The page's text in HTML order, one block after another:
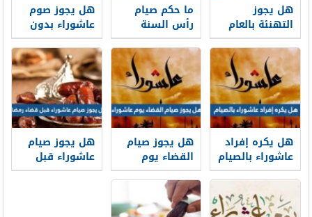
هل يجوز
التهنئة بالعام
الهجري الجديد
1448
ما حكم صيام
رأس السنة
الهجرية
هل يجوز صوم
عاشوراء بدون
نية ابن عثيميين
هل يكره إفراد
عاشوراء بالصيام
هل يجوز صيام
القضاء يوم
عاشوراء
هل يجوز صيام
عاشوراء قبل
قضاء رمضان